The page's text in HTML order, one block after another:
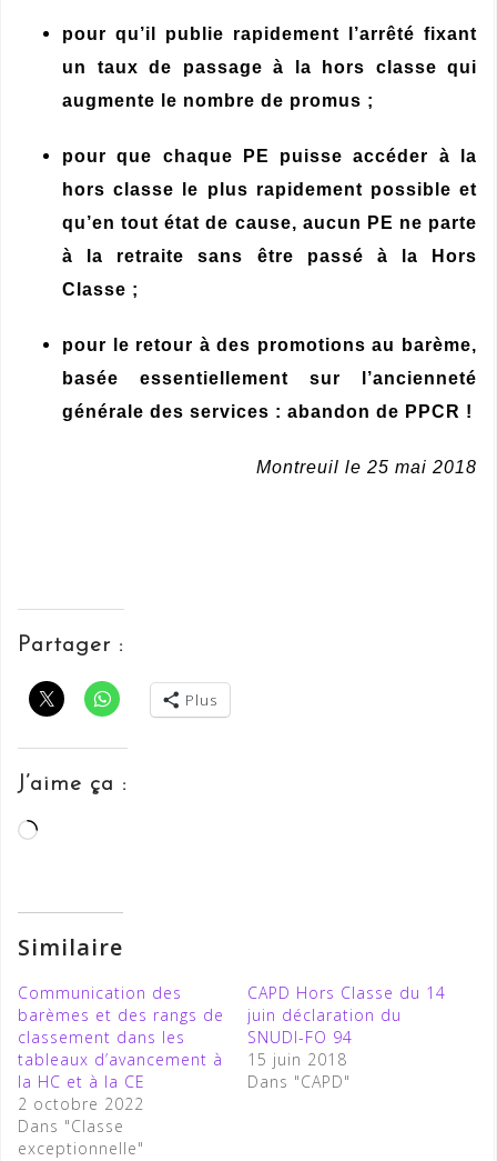
pour qu’il publie rapidement l’arrêté fixant
un taux de passage à la hors classe qui
augmente le nombre de promus ;
pour que chaque PE puisse accéder à la
hors classe le plus rapidement possible et
qu’en tout état de cause, aucun PE ne parte
à la retraite sans être passé à la Hors
Classe ;
pour le retour à des promotions au barème,
basée essentiellement sur l’ancienneté
générale des services : abandon de PPCR !
Montreuil le 25 mai 2018
Partager :
Plus
J’aime ça :
Chargement…
Similaire
Communication des
barèmes et des rangs de
classement dans les
tableaux d’avancement à
la HC et à la CE
2 octobre 2022
Dans "Classe
exceptionnelle"
CAPD Hors Classe du 14
juin déclaration du
SNUDI-FO 94
15 juin 2018
Dans "CAPD"